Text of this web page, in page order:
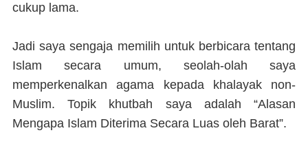
cukup lama.
Jadi saya sengaja memilih untuk berbicara tentang
Islam secara umum, seolah-olah saya
memperkenalkan agama kepada khalayak non-
Muslim. Topik khutbah saya adalah “Alasan
Mengapa Islam Diterima Secara Luas oleh Barat”.